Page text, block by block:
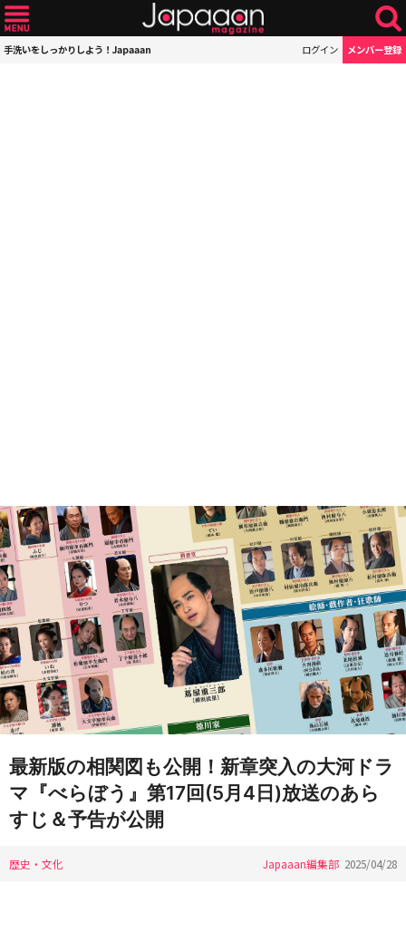
手洗いをしっかりしよう！Japaaan ログイン メンバー登録
最新版の相関図も公開！新章突入の大河ドラ
マ『べらぼう』第17回(5月4日)放送のあら
すじ＆予告が公開
歴史・文化 Japaaan編集部 2025/04/28